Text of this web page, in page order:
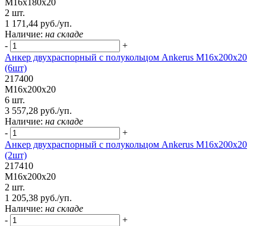
М16х180х20
2 шт.
1 171,44 руб./уп.
Наличие: на складе
-
+
Анкер двухраспорный с полукольцом Ankerus М16х200х20
(6шт)
217400
М16х200х20
6 шт.
3 557,28 руб./уп.
Наличие: на складе
-
+
Анкер двухраспорный с полукольцом Ankerus М16х200х20
(2шт)
217410
М16х200х20
2 шт.
1 205,38 руб./уп.
Наличие: на складе
-
+